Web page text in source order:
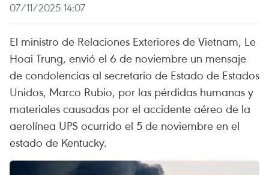
07/11/2025 14:07
El ministro de Relaciones Exteriores de Vietnam, Le
Hoai Trung, envió el 6 de noviembre un mensaje
de condolencias al secretario de Estado de Estados
Unidos, Marco Rubio, por las pérdidas humanas y
materiales causadas por el accidente aéreo de la
aerolínea UPS ocurrido el 5 de noviembre en el
estado de Kentucky.